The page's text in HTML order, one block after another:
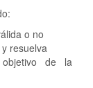
o no
resuelva
de la